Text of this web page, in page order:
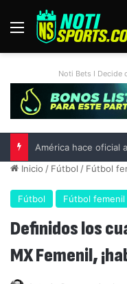
Menú
Noti Bets I Decide
Inicio / Fútbol / Fútbol
Fútbol Fútbol femenil
Definidos los
MX Femenil,